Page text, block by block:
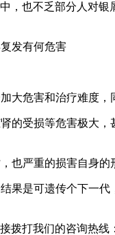
，也不乏部分人对
害和治疗难度，
损等危害极大，
重的损害自身的
可遗传个下一代
我们的咨询热线